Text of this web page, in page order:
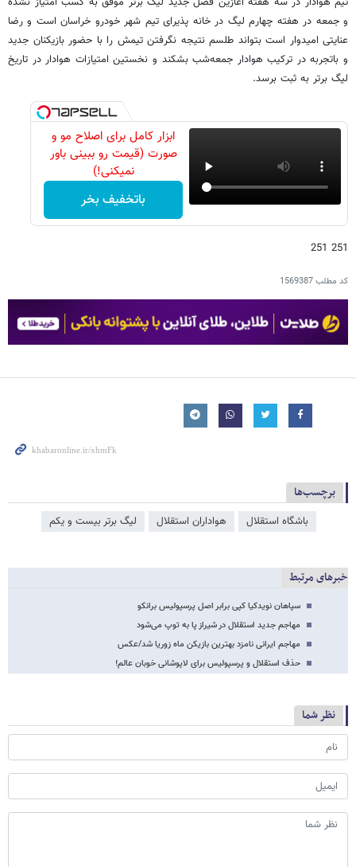
و جمعه در هفته چهارم لیگ در خانه پذیرای تیم شهر خودرو خراسان است و رضا
عنایتی امیدوار است بتواند طلسم نتیجه نگرفتن تیمش را با حضور بازیکنان جدید
و باتجربه در ترکیب هوادار جمعه‌شب بشکند و نخستین امتیازات هوادار در تاریخ
لیگ برتر به ثبت برسد.
ابزار کامل برای اصلاح مو و
صورت (قیمت رو ببینی باور
نمیکنی!)
باتخفیف بخر
251 251
کد مطلب1569387
برچسب‌ها
باشگاه استقلال هواداران استقلال لیگ برتر بیست و یکم
خبرهای مرتبط
سپاهان نویدکیا کپی برابر اصل پرسپولیس برانکو
مهاجم جدید استقلال در شیراز پا به توپ می‌شود
مهاجم ایرانی نامزد بهترین بازیکن ماه زوریا شد/عکس
حذف استقلال و پرسپولیس برای لاپوشانی خوبان عالم!
نظر شما